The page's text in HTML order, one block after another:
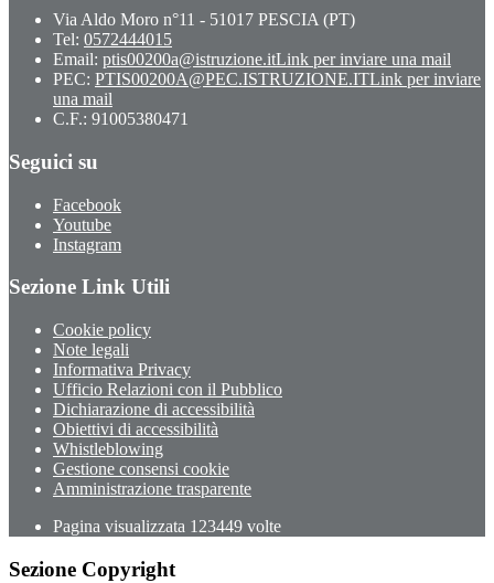
Via Aldo Moro n°11 - 51017 PESCIA (PT)
Tel: 0572444015
Email: ptis00200a@istruzione.itLink per inviare una mail
PEC: PTIS00200A@PEC.ISTRUZIONE.ITLink per inviare
una mail
C.F.: 91005380471
Seguici su
Facebook
Youtube
Instagram
Sezione Link Utili
Cookie policy
Note legali
Informativa Privacy
Ufficio Relazioni con il Pubblico
Dichiarazione di accessibilità
Obiettivi di accessibilità
Whistleblowing
Gestione consensi cookie
Amministrazione trasparente
Pagina visualizzata 123449 volte
Sezione Copyright